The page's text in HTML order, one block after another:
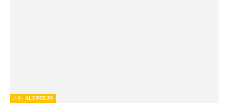
// S+ ALENTEJO